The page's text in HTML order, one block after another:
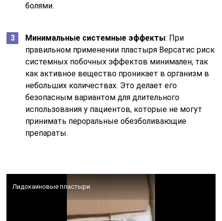
болями.
Минимальные системные эффекты: При
правильном применении пластыря Версатис риск
системных побочных эффектов минимален, так
как активное вещество проникает в организм в
небольших количествах. Это делает его
безопасным вариантом для длительного
использования у пациентов, которые не могут
принимать пероральные обезболивающие
препараты.
Лидокаиновые пластыри